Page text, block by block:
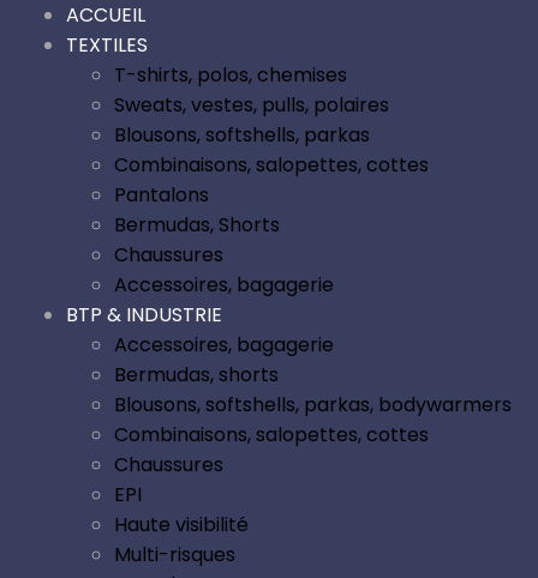
ACCUEIL
TEXTILES
T-shirts, polos, chemises
Sweats, vestes, pulls, polaires
Blousons, softshells, parkas
Combinaisons, salopettes, cottes
Pantalons
Bermudas, Shorts
Chaussures
Accessoires, bagagerie
BTP & INDUSTRIE
Accessoires, bagagerie
Bermudas, shorts
Blousons, softshells, parkas, bodywarmers
Combinaisons, salopettes, cottes
Chaussures
EPI
Haute visibilité
Multi-risques